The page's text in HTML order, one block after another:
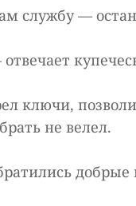
службу —
ключи,
не велел.